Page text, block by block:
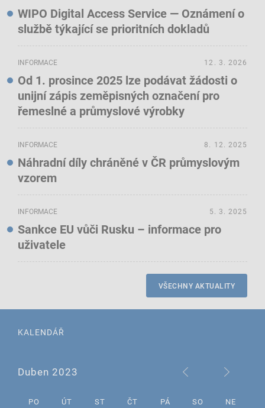
WIPO Digital Access Service — Oznámení o
službě týkající se prioritních dokladů
INFORMACE
Od 1. prosince 2025 lze podávat žádosti o
unijní zápis zeměpisných označení pro
řemeslné a průmyslové výrobky
12. 3. 2026
INFORMACE
Náhradní díly chráněné v ČR průmyslovým
vzorem
8. 12. 2025
INFORMACE
Sankce EU vůči Rusku – informace pro
uživatele
5. 3. 2025
VŠECHNY AKTUALITY
KALENDÁŘ
Duben 2023
PO ÚT ST ČT PÁ SO NE